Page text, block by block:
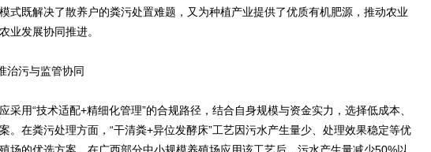
式既解决了散养户的粪污处置难题，又为种植产业提供了优质有机肥源，推动农业
业发展协同推进。
污与监管协同
用“技术适配+精细化管理”的合规路径，结合自身规模与资金实力，选择低成本、
。在粪污处理方面，“干清粪+异位发酵床”工艺因污水产生量少、处理效果稳定等优